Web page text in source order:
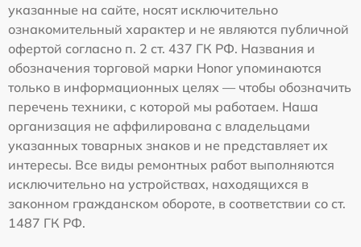
указанные на сайте, носят исключительно
ознакомительный характер и не являются публичной
офертой согласно п. 2 ст. 437 ГК РФ. Названия и
обозначения торговой марки Honor упоминаются
только в информационных целях — чтобы обозначить
перечень техники, с которой мы работаем. Наша
организация не аффилирована с владельцами
указанных товарных знаков и не представляет их
интересы. Все виды ремонтных работ выполняются
исключительно на устройствах, находящихся в
законном гражданском обороте, в соответствии со ст.
1487 ГК РФ.